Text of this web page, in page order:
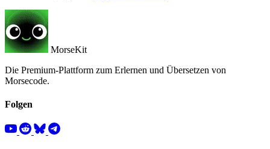
MorseKit
Die Premium-Plattform zum Erlernen und Übersetzen von
Morsecode.
Folgen